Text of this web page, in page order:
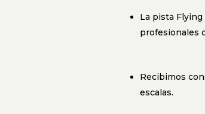
La pista
profesionales
Recibimos
escalas.